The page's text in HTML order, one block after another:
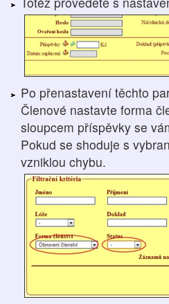
Po přenastavení těchto
Členové nastavte forma
sloupcem příspěvky se
Pokud se shoduje s
vzniklou chybu.